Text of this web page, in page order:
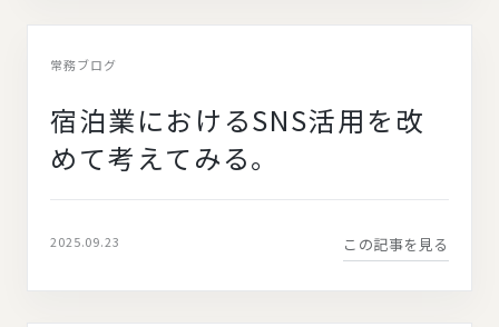
常務ブログ
宿泊業におけるSNS活用を改
めて考えてみる。
2025.09.23 この記事を見る